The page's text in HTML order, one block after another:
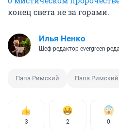
конец света не за горами.
Илья Ненко
Шеф-редактор evergreen-
Папа Римский Папа
3 2 0